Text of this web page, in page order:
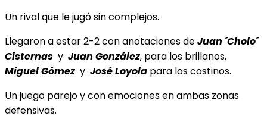
Un rival que le jugó sin complejos.
Llegaron a estar 2-2 con anotaciones deJuan ´Cholo´
Cisternas y Juan González, para los brillanos,
Miguel Gómez y José Loyola para los costinos.
Un juego parejo y con emociones en ambas zonas
defensivas.